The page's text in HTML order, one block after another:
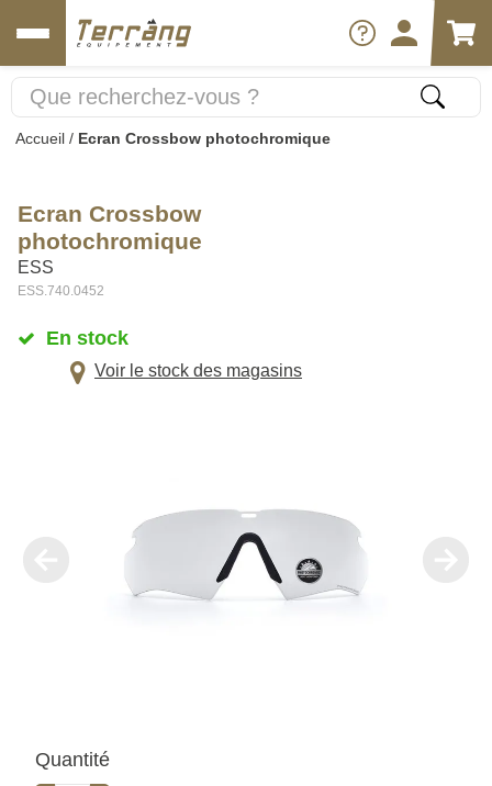
Accueil / Ecran Crossbow photochromique
Ecran Crossbow
photochromique
ESS
ESS.740.0452
En stock
Voir le stock des magasins
Quantité